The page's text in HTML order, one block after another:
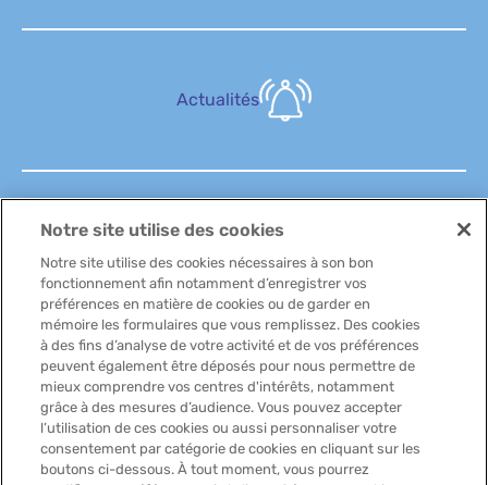
Actualités
FAQ
Contactez-nous
Notre site utilise des cookies
Notre site utilise des cookies nécessaires à son bon
fonctionnement afin notamment d’enregistrer vos
préférences en matière de cookies ou de garder en
mémoire les formulaires que vous remplissez. Des cookies
à des fins d’analyse de votre activité et de vos préférences
peuvent également être déposés pour nous permettre de
mieux comprendre vos centres d'intérêts, notamment
grâce à des mesures d’audience. Vous pouvez accepter
l’utilisation de ces cookies ou aussi personnaliser votre
consentement par catégorie de cookies en cliquant sur les
boutons ci-dessous. À tout moment, vous pourrez